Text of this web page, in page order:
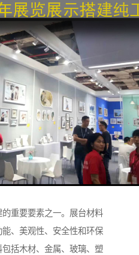
重要要素之一。展台材料
、美观性、安全性和环保
括木材、金属、玻璃、塑